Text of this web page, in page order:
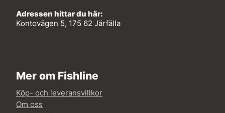
Adressen hittar du här:
Kontovägen 5, 175 62 Järfälla
Mer om Fishline
Köp- och leveransvillkor
Om oss